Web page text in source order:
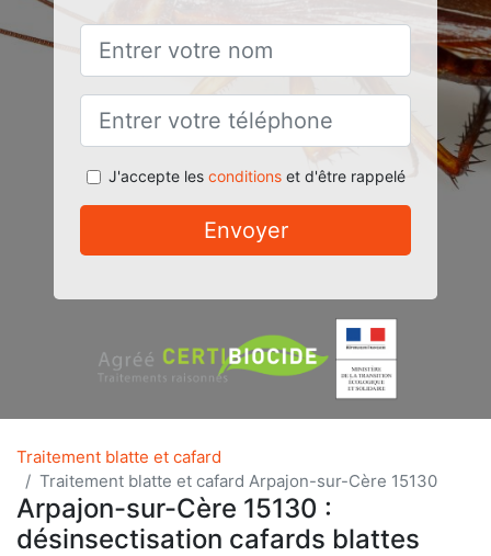
J'accepte les conditionset d'être rappelé
Envoyer
Traitement blatte et cafard
Traitement blatte et cafard Arpajon-sur-Cère 15130
Arpajon-sur-Cère 15130 :
désinsectisation cafards blattes